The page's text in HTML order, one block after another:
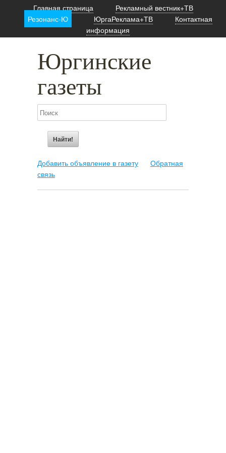
Главная страница
Рекламный вестник+ТВ
Резонанс-Ю
ЮргаРеклама+ТВ
Контактная
информация
Юргинские
газеты
Добавить объявление в газету
Обратная
связь